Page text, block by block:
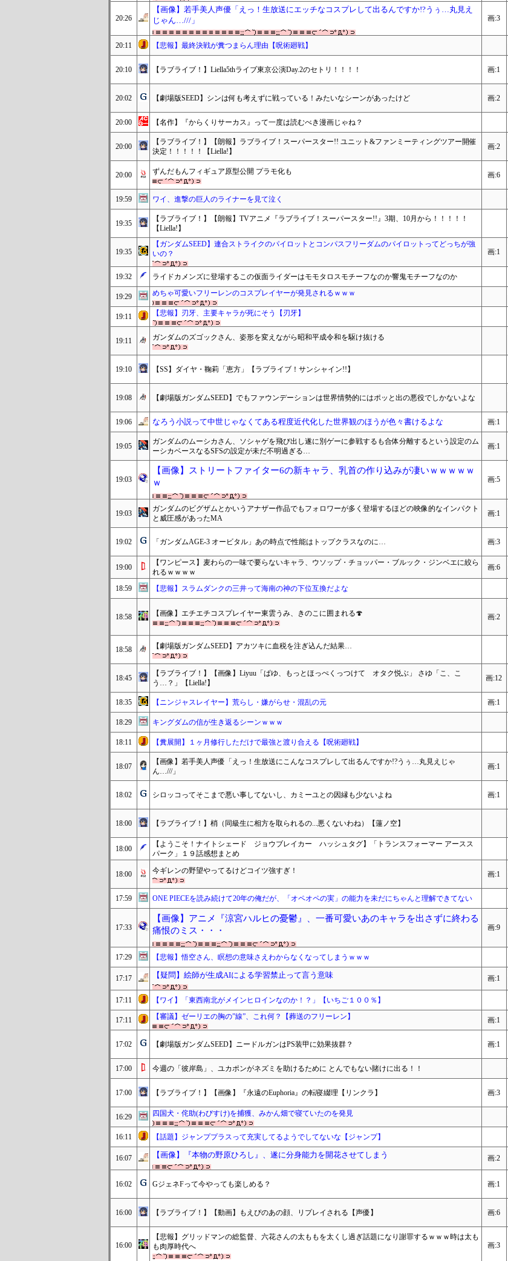
20:26
【画像】若手美人声優「えっ！生放送にエッチなコスプレして出るんですか!?うぅ…丸見え
じゃん…///」
画:3
20:11 【悲報】最終決戦が糞つまらん理由【呪術廻戦】
20:10 【ラブライブ！】Liella5thライブ東京公演Day.2のセトリ！！！！ 画:1
20:02 【劇場版SEED】シンは何も考えずに戦っている！みたいなシーンがあったけど 画:2
20:00 【名作】『からくりサーカス』って一度は読むべき漫画じゃね？
20:00
【ラブライブ！】【朗報】ラブライブ！スーパースター!! ユニット&ファンミーティングツアー開催
決定！！！！！【Liella!】
画:2
20:00 ずんだもんフィギュア原型公開 プラモ化も 画:6
19:59 ワイ、進撃の巨人のライナーを見て泣く
19:35
【ラブライブ！】【朗報】TVアニメ『ラブライブ！スーパースター!!』3期、10月から！！！！！
【Liella!】
19:35
【ガンダムSEED】連合ストライクのパイロットとコンパスフリーダムのパイロットってどっちが強
いの？
画:1
19:32 ライドカメンズに登場するこの仮面ライダーはモモタロスモチーフなのか響鬼モチーフなのか
19:29 めちゃ可愛いフリーレンのコスプレイヤーが発見されるｗｗｗ
19:11 【悲報】刃牙、主要キャラが死にそう【刃牙】
19:11 ガンダムのズゴックさん、姿形を変えながら昭和平成令和を駆け抜ける
19:10 【SS】ダイヤ・鞠莉「恵方」【ラブライブ！サンシャイン!!】
19:08 【劇場版ガンダムSEED】でもファウンデーションは世界情勢的にはポッと出の悪役でしかないよな
19:06 なろう小説って中世じゃなくてある程度近代化した世界観のほうが色々書けるよな 画:1
19:05
ガンダムのムーシカさん、ソシャゲを飛び出し遂に別ゲーに参戦するも合体分離するという設定のム
ーシカベースなるSFSの設定が未だ不明過ぎる…
画:1
19:03
【画像】ストリートファイター6の新キャラ、乳首の作り込みが凄いｗｗｗｗｗ
ｗ
画:5
19:03
ガンダムのビグザムとかいうアナザー作品でもフォロワーが多く登場するほどの映像的なインパクト
と威圧感があったMA
画:1
19:02 「ガンダムAGE-3 オービタル」あの時点で性能はトップクラスなのに… 画:3
19:00
【ワンピース】麦わらの一味で要らないキャラ、ウソップ・チョッパー・ブルック・ジンベエに絞ら
れるｗｗｗｗ
画:6
18:59 【悲報】スラムダンクの三井って海南の神の下位互換だよな
18:58 【画像】エチエチコスプレイヤー東雲うみ、きのこに囲まれる🍄 画:2
18:58 【劇場版ガンダムSEED】アカツキに血税を注ぎ込んだ結果…
18:45
【ラブライブ！】【画像】Liyuu「ぱゆ、もっとほっぺくっつけて オタク悦ぶ」 さゆ「こ、こ
う…？」【Liella!】
画:12
18:35 【ニンジャスレイヤー】荒らし・嫌がらせ・混乱の元 画:1
18:29 キングダムの信が生き返るシーンｗｗｗ
18:11 【糞展開】１ヶ月修行しただけで最強と渡り合える【呪術廻戦】
18:07
【画像】若手美人声優「えっ！生放送にこんなコスプレして出るんですか!?うぅ…丸見えじゃ
ん…///」
画:1
18:02 シロッコってそこまで悪い事してないし、カミーユとの因縁も少ないよね 画:1
18:00 【ラブライブ！】梢（同級生に相方を取られるの...悪くないわね）【蓮ノ空】
18:00
【ようこそ！ナイトシェード ジョウブレイカー ハッシュタグ】「トランスフォーマー アースス
パーク」１９話感想まとめ
18:00 今ギレンの野望やってるけどコイツ強すぎ！ 画:1
17:59 ONE PIECEを読み続けて20年の俺だが、「オペオペの実」の能力を未だにちゃんと理解できてない
17:33
【画像】アニメ『涼宮ハルヒの憂鬱』、一番可愛いあのキャラを出さずに終わる
痛恨のミス・・・
画:9
17:29 【悲報】悟空さん、瞑想の意味さえわからなくなってしまうｗｗｗ
17:17 【疑問】絵師が生成AIによる学習禁止って言う意味 画:1
17:11 【ワイ】「東西南北がメインヒロインなのか！？」【いちご１００％】
17:11 【審議】ゼーリエの胸の”線”、これ何？【葬送のフリーレン】 画:1
17:02 【劇場版ガンダムSEED】ニードルガンはPS装甲に効果抜群？ 画:1
17:00 今週の「彼岸島」、ユカポンがネズミを助けるために とんでもない賭けに出る！！
17:00 【ラブライブ！】【画像】『永遠のEuphoria』の転寝綴理【リンクラ】 画:3
16:29 四国犬・侘助(わびすけ)を捕獲、みかん畑で寝ていたのを発見
16:11 【話題】ジャンププラスって充実してるようでしてないな【ジャンプ】
16:07 【画像】『本物の野原ひろし』、遂に分身能力を開花させてしまう 画:2
16:02 GジェネFって今やっても楽しめる？ 画:1
16:00 【ラブライブ！】【動画】もえぴのあの顔、リプレイされる【声優】 画:6
16:00
【悲報】グリッドマンの総監督、六花さんの太ももを太くし過ぎ話題になり謝罪するｗｗｗ時は太も
も肉厚時代へ
画:3